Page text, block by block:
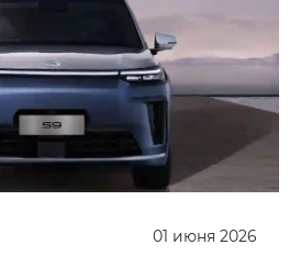
01 июня 2026